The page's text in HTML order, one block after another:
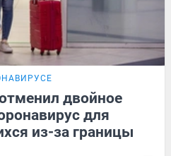
двойное
для
из-за границы